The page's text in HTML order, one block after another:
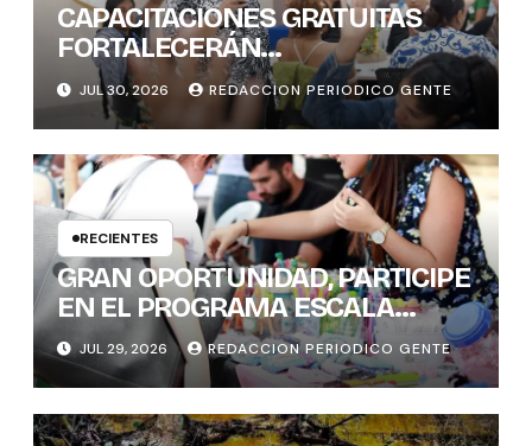
CAPACITACIONES GRATUITAS
FORTALECERÁN
CONOCIMIENTOS Y
HABILIDADES BLANDAS DE LAS
MUJERES POLÍTICAS
JUL 30, 2026 REDACCION PERIODICO GENTE
RECIENTES
GRAN OPORTUNIDAD, PARTICIPE
EN EL PROGRAMA ESCALA
PYME SOSTENIBLE
JUL 29, 2026 REDACCION PERIODICO GENTE